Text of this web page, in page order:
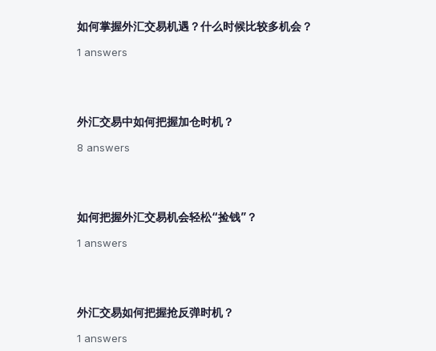
如何掌握外汇交易机遇？什么时候比较多机会？
1 answers
外汇交易中如何把握加仓时机？
8 answers
如何把握外汇交易机会轻松“捡钱”？
1 answers
外汇交易如何把握抢反弹时机？
1 answers